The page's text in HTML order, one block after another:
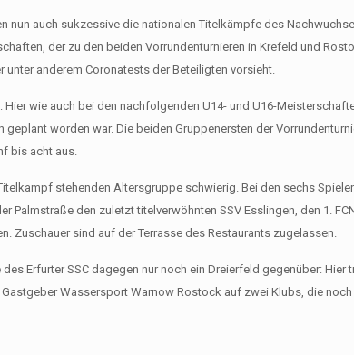
auch sukzessive die nationalen Titelkämpfe des
der zu den beiden Vorrundenturnieren in Krefeld und
anderem Coronatests der Beteiligten vorsieht.
wie auch bei den nachfolgenden U14- und U16-
worden war. Die beiden Gruppenersten der
bis acht aus.
stehenden Altersgruppe schwierig. Bei den sechs
Palmstraße den zuletzt titelverwöhnten SSV Esslingen, den 1.
Zuschauer sind auf der Terrasse des Restaurants zugelassen.
Erfurter SSC dagegen nur noch ein Dreierfeld gegenüber: Hier
Wassersport Warnow Rostock auf zwei Klubs, die noch